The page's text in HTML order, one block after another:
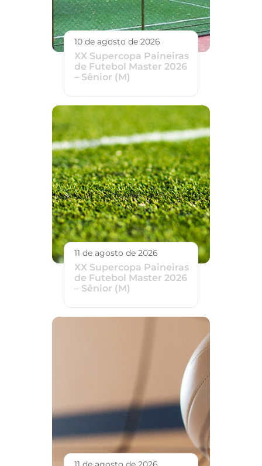
10 de agosto de 2026
XX Supercopa Paineiras
de Futebol Master 2026
– Sênior (M)
11 de agosto de 2026
XX Supercopa Paineiras
de Futebol Master 2026
– Sênior (M)